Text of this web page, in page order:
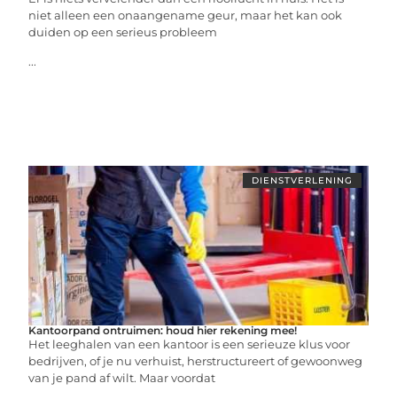
niet alleen een onaangename geur, maar het kan ook
duiden op een serieus probleem
...
DIENSTVERLENING
Kantoorpand ontruimen: houd hier rekening mee!
Het leeghalen van een kantoor is een serieuze klus voor
bedrijven, of je nu verhuist, herstructureert of gewoonweg
van je pand af wilt. Maar voordat